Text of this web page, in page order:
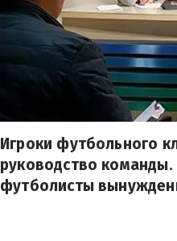
Игроки футбольного
руководство
футболисты